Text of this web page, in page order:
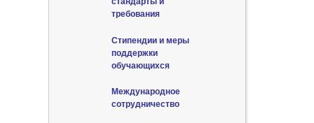
требования
Стипендии и меры
поддержки
обучающихся
Международное
сотрудничество